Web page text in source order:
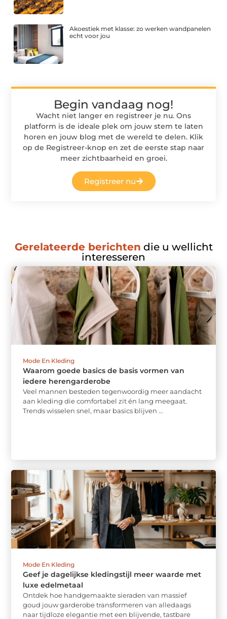
Akoestiek met klasse: zo werken wandpanelen
echt voor jou
Begin vandaag nog!
Wacht niet langer en registreer je nu. Ons
platform is de ideale plek om jouw stem te laten
horen en jouw blog met de wereld te delen. Klik
op de Registreer-knop en zet de eerste stap naar
meer zichtbaarheid en groei.
Registreer nu
Gerelateerde berichten die u wellicht
interesseren
Mode En Kleding
Waarom goede basics de basis vormen van
iedere herengarderobe
Veel mannen besteden tegenwoordig meer aandacht
aan kleding die comfortabel zit én lang meegaat.
Trends wisselen snel, maar basics blijven ...
Mode En Kleding
Geef je dagelijkse kledingstijl meer waarde met
luxe edelmetaal
Ontdek hoe handgemaakte sieraden van massief
goud jouw garderobe transformeren van alledaags
naar tijdloze elegantie met een blijvende, tastbare